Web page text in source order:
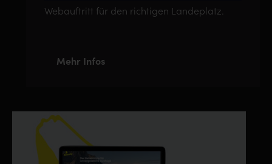
Webauftritt für den richtigen Landeplatz.
Mehr Infos